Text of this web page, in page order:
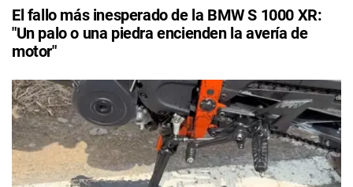
El fallo más inesperado de la BMW S 1000 XR:
"Un palo o una piedra encienden la avería de
motor"